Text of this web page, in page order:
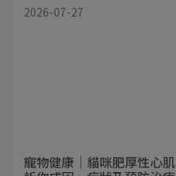
2026-07-27
寵物健康｜貓咪肥厚性心